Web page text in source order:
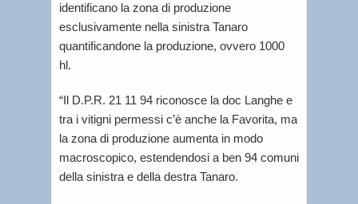
identificano la zona di produzione
esclusivamente nella sinistra Tanaro
quantificandone la produzione, ovvero 1000
hl.
“Il D.P.R. 21 11 94 riconosce la doc Langhe e
tra i vitigni permessi c’è anche la Favorita, ma
la zona di produzione aumenta in modo
macroscopico, estendendosi a ben 94 comuni
della sinistra e della destra Tanaro.